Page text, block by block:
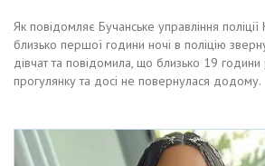
Як повідомляє Бучанське управління
близько першої години ночі в поліцію
дівчат та повідомила, що близько 19
прогулянку та досі не повернулася додому.